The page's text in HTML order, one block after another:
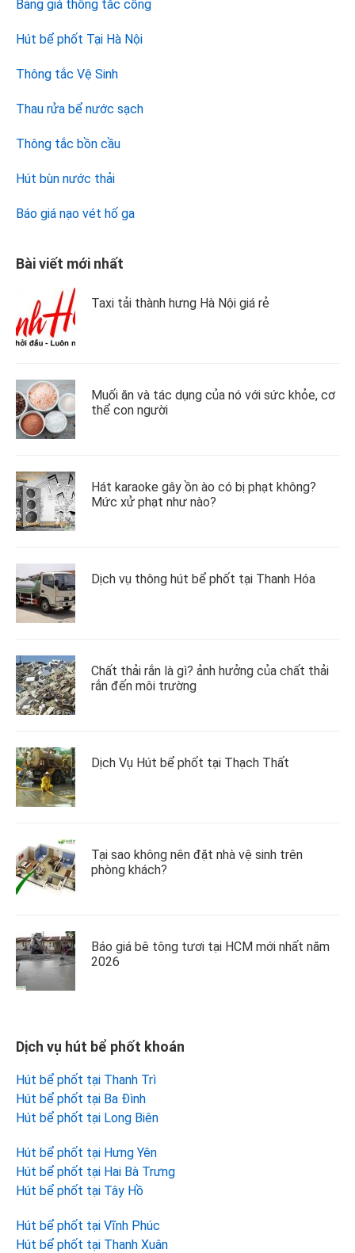
Bảng giá thông tắc cống
Hút bể phốt Tại Hà Nội
Thông tắc Vệ Sinh
Thau rửa bể nước sạch
Thông tắc bồn cầu
Hút bùn nước thải
Báo giá nạo vét hố ga
Bài viết mới nhất
Taxi tải thành hưng Hà Nội giá rẻ
Muối ăn và tác dụng của nó với sức khỏe, cơ
thể con người
Hát karaoke gây ồn ào có bị phạt không?
Mức xử phạt như nào?
Dịch vụ thông hút bể phốt tại Thanh Hóa
Chất thải rắn là gì? ảnh hưởng của chất thải
rắn đến môi trường
Dịch Vụ Hút bể phốt tại Thạch Thất
Tại sao không nên đặt nhà vệ sinh trên
phòng khách?
Báo giá bê tông tươi tại HCM mới nhất năm
2026
Dịch vụ hút bể phốt khoán
Hút bể phốt tại Thanh Trì
Hút bể phốt tại Ba Đình
Hút bể phốt tại Long Biên
Hút bể phốt tại Hưng Yên
Hút bể phốt tại Hai Bà Trưng
Hút bể phốt tại Tây Hồ
Hút bể phốt tại Vĩnh Phúc
Hút bể phốt tại Thanh Xuân